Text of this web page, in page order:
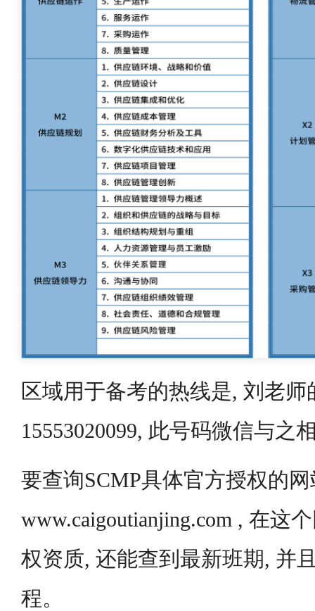
区域用于备考的热线是, 刘老师
15553020099, 此号码微信与之
要查询SCMP具体官方授权的
www.caigoutianjing.com , 在这
权资质, 还能查到最新班期, 并
程。